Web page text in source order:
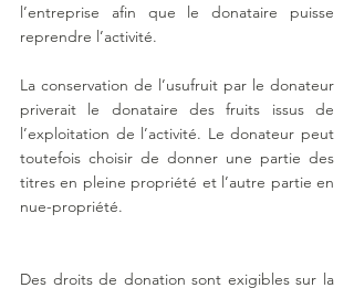
l’entreprise afin que le donataire puisse
reprendre l’activité.
La conservation de l’usufruit par le donateur
priverait le donataire des fruits issus de
l’exploitation de l’activité. Le donateur peut
toutefois choisir de donner une partie des
titres en pleine propriété et l’autre partie en
nue-propriété.
Des droits de donation sont exigibles sur la